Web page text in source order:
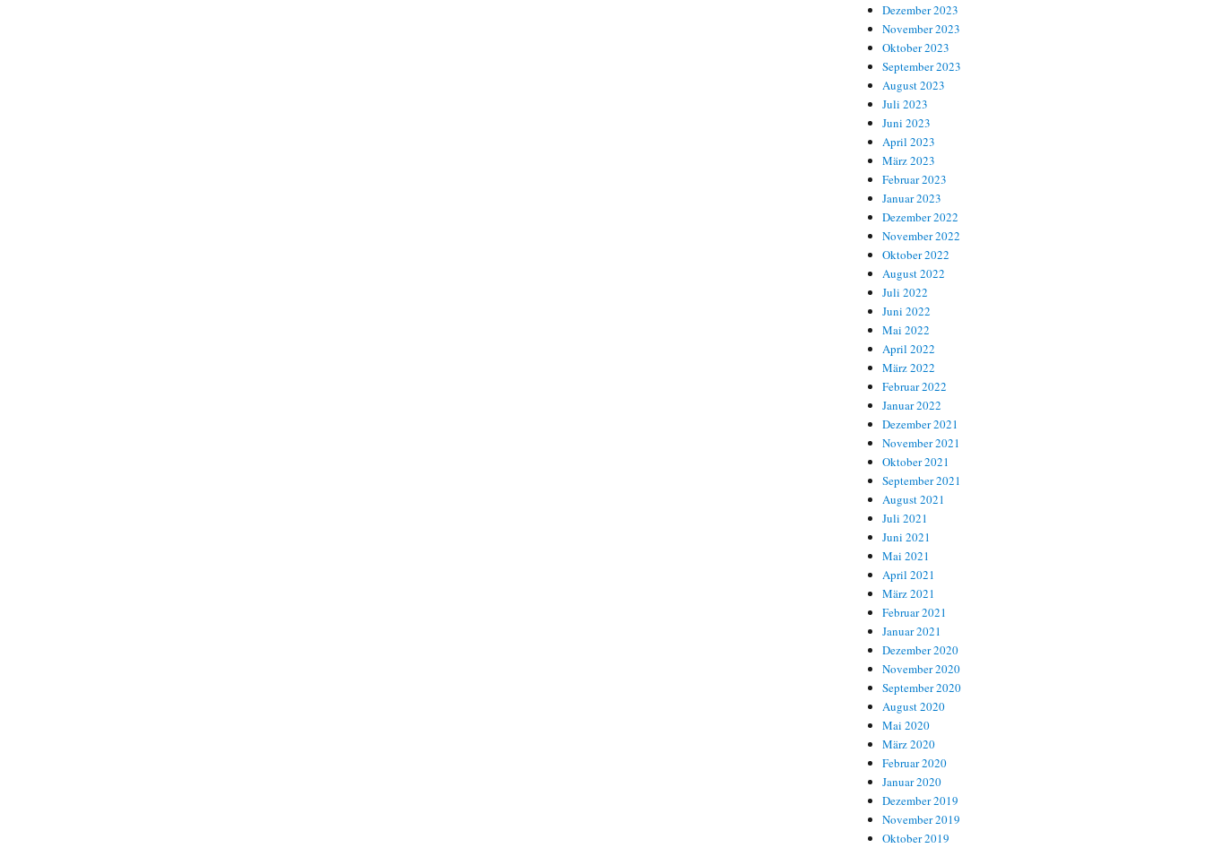
Dezember 2023
November 2023
Oktober 2023
September 2023
August 2023
Juli 2023
Juni 2023
April 2023
März 2023
Februar 2023
Januar 2023
Dezember 2022
November 2022
Oktober 2022
August 2022
Juli 2022
Juni 2022
Mai 2022
April 2022
März 2022
Februar 2022
Januar 2022
Dezember 2021
November 2021
Oktober 2021
September 2021
August 2021
Juli 2021
Juni 2021
Mai 2021
April 2021
März 2021
Februar 2021
Januar 2021
Dezember 2020
November 2020
September 2020
August 2020
Mai 2020
März 2020
Februar 2020
Januar 2020
Dezember 2019
November 2019
Oktober 2019